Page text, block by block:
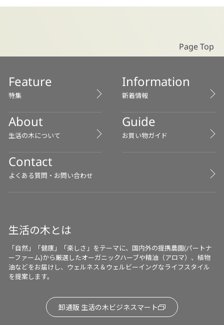
Page Top
Feature
特集
Information
新着情報
About
生活の木について
Guide
お買い物ガイド
Contact
よくある質問・お問い合わせ
生活の木とは
「自然」「健康」「楽しさ」をテーマに、国内外の提携農園(パートナ
ーファーム)から厳選したオーガニックハーブや精油（アロマ）、植物
油などをお届けし、ウェルネス＆ウェルビーイングなライフスタイル
を提案します。
卸通販 生活の木ビジネスマート